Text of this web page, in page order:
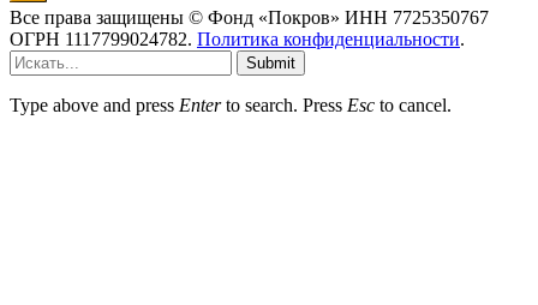
Все права защищены © Фонд «Покров» ИНН 7725350767
ОГРН 1117799024782. Политика конфиденциальности.
Submit
Type above and press Enterto search. Press Esc to cancel.